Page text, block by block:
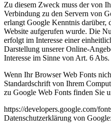
Zu diesem Zweck muss der von
Verbindung zu den Servern von
erlangt Google Kenntnis darüber,
Website aufgerufen wurde. Die
erfolgt im Interesse einer
Darstellung unserer Online-
Interesse im Sinne von Art. 6
Wenn Ihr Browser Web Fonts
Standardschrift von Ihrem
zu Google Web Fonts finden Sie
https://developers.google.com/
Datenschutzerklärung von Google: